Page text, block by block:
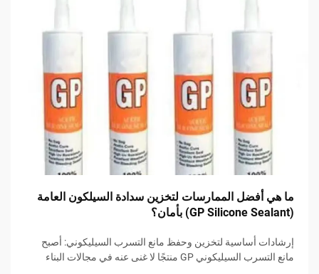
ما هي أفضل الممارسات لتخزين سدادة السيلكون العامة
(GP Silicone Sealant) بأمان؟
إرشادات أساسية لتخزين وحفظ مانع التسرب السيليكوني: أصبح
مانع التسرب السيليكوني GP منتجًا لا غنى عنه في مجالات البناء